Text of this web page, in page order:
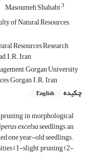
Masoumeh Shahabi3
of Natural Resources,
Resources Research
I.R. Iran
Gorgan University
Gorgan, I.R. Iran
چکیده
English
in morphological
excelsaseedlings an
one year-old seedlings.
(1-slight pruning (2-